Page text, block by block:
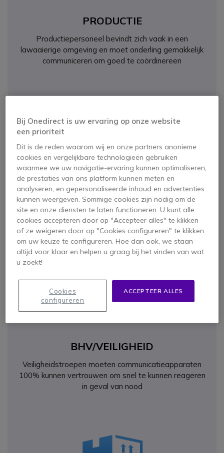
PRODUCTIE
Productiepersoneel bevindt zich vaak in een
lawaaierige omgeving en moet onderling gemakkelijk
communiceren om goed te coördinereen
BOUW
Op een bouwplaats is het van groot belang dat
werknemers die machines bedienen in contact staan
met grondpersoneel
BHV/VEILIGHEID
Veiligheidstroepen moeten communicatieapparaten
100% kunnen vertrouwen om snel te kunnen reageren
in geval van nood
Bij Onedirect is uw ervaring op onze website
een prioriteit
Dit is de reden waarom wij en onze partners anonieme
cookies en vergelijkbare technologieën gebruiken
waarmee we uw navigatie-ervaring kunnen optimaliseren,
de prestaties van ons platform kunnen meten en
analyseren, en gepersonaliseerde inhoud en advertenties
kunnen weergeven. Sommige cookies zijn nodig om de
site en onze diensten te laten functioneren. U kunt alle
cookies accepteren door op "Accepteer alles" te klikken
of ze weigeren door op "Cookies configureren" te klikken
om uw keuze te configureren. Hoe dan ook, we staan
altijd voor klaar en helpen u graag bij het vinden van wat
u zoekt!
ACCEPTEER ALLES
Cookies
configureren